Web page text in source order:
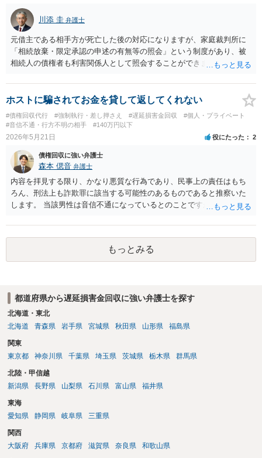
なるリスクはどの程度あるのか →相手の具体的な資力次第となりま
す。少なくとも弁護士に依頼する場合は最初に着手金がかかることが
多いので、相手から回収できなければ費用倒れとなります。 経験上、
相手の資力や勤務先も不明の場合、費用倒れとなることも多いです。
川添 圭 弁護士
元借主である相手方が死亡した後の対応になりますが、家庭裁判所に
「相続放棄・限定承認の申述の有無等の照会」という制度があり、被
相続人の債権者も利害関係人として照会することができます。照会を
して被相続人の最後の住所地を管轄する家庭裁判所）となります。照
会申請者の本人確認資料のほか、被相続人の相続関係の戸籍謄本類や
債権の存在を示す証拠資料などが必要になります。裁判所ウェブサイ
トで案内されていることが多いので、管轄裁判所のホームページを確
認してみてください。
ホストに騙されてお金を貸して返してくれない
#債権回収代行 #強制執行・差し押さえ #遅延損害金回収
#個人・プライベート
#音信不通・行方不明の相手
#140万円以下
2026年5月21日 役にたった 2
債権回収に強い弁護士
森本 偲音 弁護士
内容を拝見する限り、かなり悪質な行為であり、民事上の責任はもち
ろん、刑法上も詐欺罪に該当する可能性のあるものであると推察いた
します。 当該男性は音信不通になっているとのことですが、ホストの
利用する場合には、原則として相手方の住所を特定する必要がありま
すので、この点は事前にご確認いただいた方が良いかと存じます。 借
用書もあるとのことですので、訴訟等となった場合にも一定程度の立
証の見込みがある事案かと存じますので、まずはお近くの法律事務所
もっとみる
都道府県から遅延損害金回収に強い弁護士を探す
北海道・東北
北海道
青森県 岩手県 宮城県 秋田県 山形県 福島県
関東
東京都
神奈川県 千葉県 埼玉県 茨城県 栃木県 群馬県
北陸・甲信越
新潟県
長野県 山梨県 石川県 富山県 福井県
東海
愛知県
静岡県 岐阜県 三重県
関西
大阪府
兵庫県 京都府 滋賀県 奈良県 和歌山県